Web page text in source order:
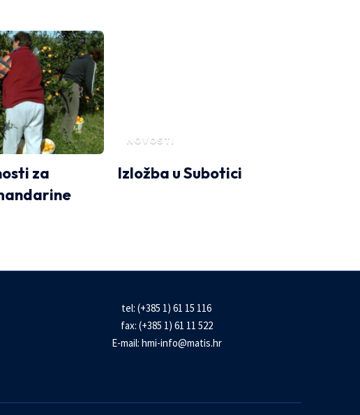
za
NOVOSTI
Izložba u Subotici
tel: (+385 1) 61 15 116
fax: (+385 1) 61 11 522
E-mail: hmi-info@matis.hr